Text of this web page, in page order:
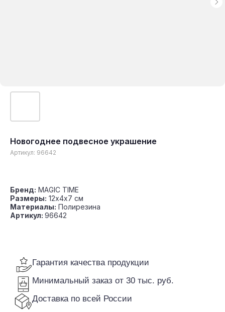
Новогоднее подвесное украшение
Артикул: 96642
Бренд: MAGIC TIME
Размеры: 12х4х7 см
Материалы: Полирезина
Артикул: 96642
Гарантия качества продукции